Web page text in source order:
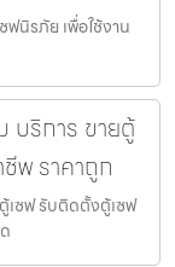
ฟนิรภัย เพื่อใช้งาน
บริการ ขายตู้
พ ราคาถูก
เซฟ รับติดตั้งตู้เซฟ